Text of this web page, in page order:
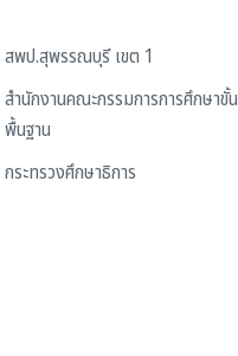
สพป.สุพรรณบุรี เขต 1
สำนักงานคณะกรรมการการศึกษาขั้น
พื้นฐาน
กระทรวงศึกษาธิการ